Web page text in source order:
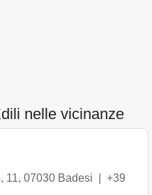
nelle vicinanze
11, 07030 Badesi
+39